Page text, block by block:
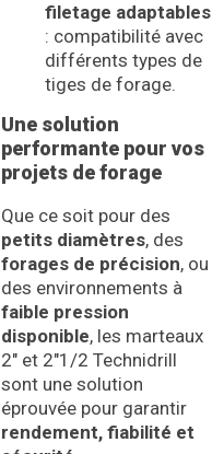
filetage adaptables
: compatibilité avec
différents types de
tiges de forage.
Une solution
performante pour vos
projets de forage
Que ce soit pour des
petits diamètres, des
forages de précision, ou
des environnements à
faible pression
disponible, les marteaux
2″ et 2″1/2 Technidrill
sont une solution
éprouvée pour garantir
rendement, fiabilité et